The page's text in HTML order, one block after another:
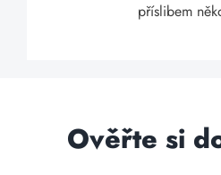
příslibem
Ověřte si